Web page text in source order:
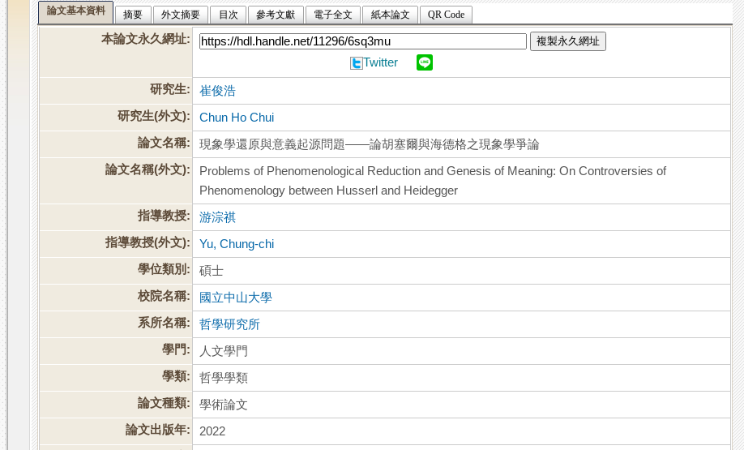
論文基本資料 摘要 外文摘要 目次 參考文獻 電子全文 紙本論文 QR Code
本論文永久網址: 複製永久網址
Twitter
研究生:
崔俊浩
研究生(外文):
Chun Ho Chui
論文名稱:
現象學還原與意義起源問題——論胡塞爾與海德格之現象學爭論
論文名稱(外文):
Problems of Phenomenological Reduction and Genesis of Meaning: On Controversies of
Phenomenology between Husserl and Heidegger
指導教授:
游淙祺
指導教授(外文):
Yu, Chung-chi
學位類別:
碩士
校院名稱:
國立中山大學
系所名稱:
哲學研究所
學門:
人文學門
學類:
哲學學類
論文種類:
學術論文
論文出版年:
2022